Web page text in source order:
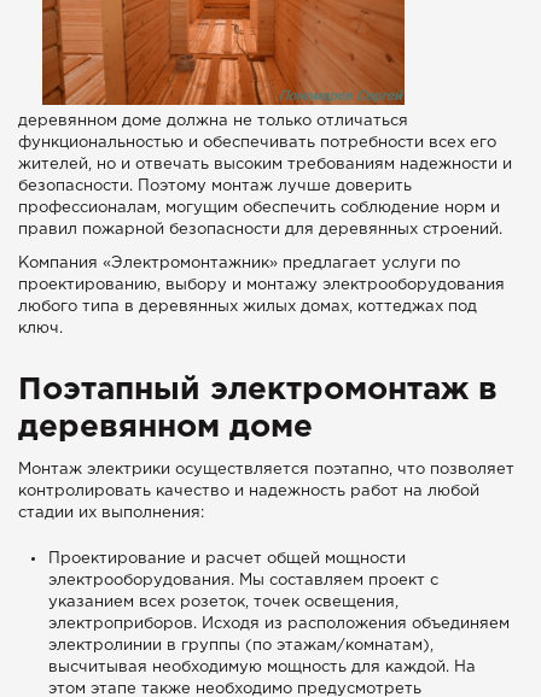
деревянном доме должна не только отличаться
функциональностью и обеспечивать потребности всех его
жителей, но и отвечать высоким требованиям надежности и
безопасности. Поэтому монтаж лучше доверить
профессионалам, могущим обеспечить соблюдение норм и
правил пожарной безопасности для деревянных строений.
Компания «Электромонтажник» предлагает услуги по
проектированию, выбору и монтажу электрооборудования
любого типа в деревянных жилых домах, коттеджах под
ключ.
Поэтапный электромонтаж в
деревянном доме
Монтаж электрики осуществляется поэтапно, что позволяет
контролировать качество и надежность работ на любой
стадии их выполнения:
Проектирование и расчет общей мощности
электрооборудования. Мы составляем проект с
указанием всех розеток, точек освещения,
электроприборов. Исходя из расположения объединяем
электролинии в группы (по этажам/комнатам),
высчитывая необходимую мощность для каждой. На
этом этапе также необходимо предусмотреть